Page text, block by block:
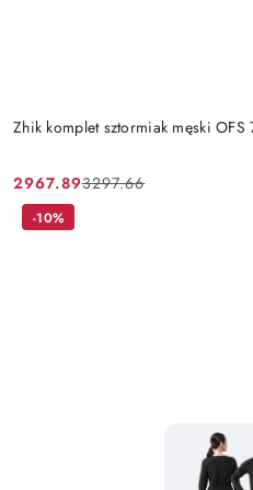
Zhik komplet sztormiak męski
Cena
promocyjna:
2967.89
Cena
przed
3297.66
-10%